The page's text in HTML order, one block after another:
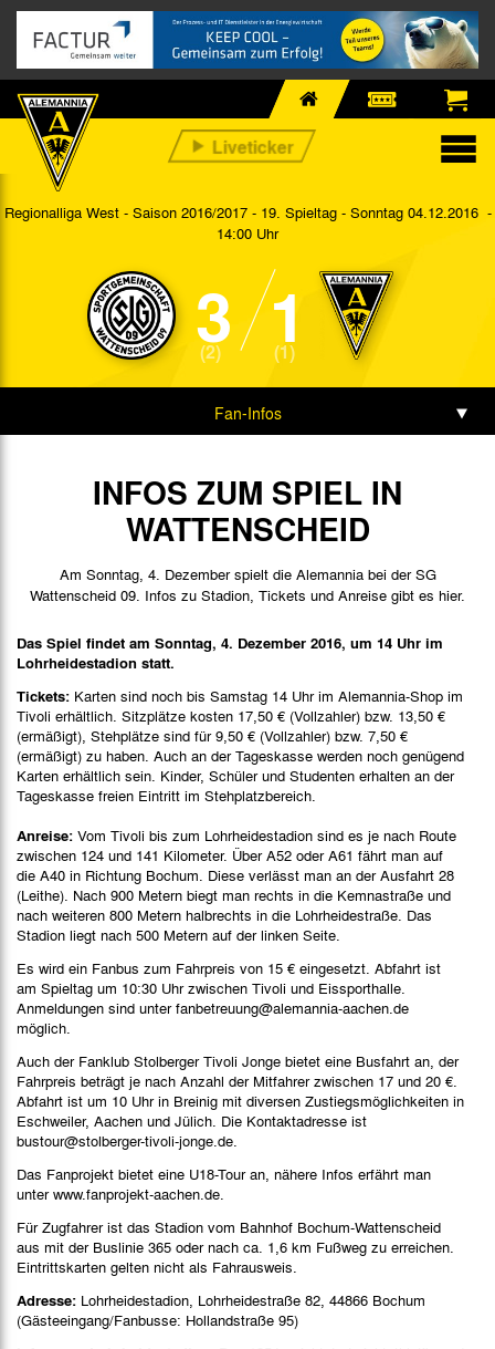
Regionalliga West - Saison 2016/2017 - 19. Spieltag - Sonntag 04.12.2016 -
14:00 Uhr
3
(2) 1
(1)
Fan-Infos
Spieldaten
Spielbericht
Bilder
INFOS ZUM SPIEL IN
WATTENSCHEID
Am Sonntag, 4. Dezember spielt die Alemannia bei der SG
Wattenscheid 09. Infos zu Stadion, Tickets und Anreise gibt es hier.
Das Spiel findet am Sonntag, 4. Dezember 2016, um 14 Uhr im
Lohrheidestadion statt.
Tickets: Karten sind noch bis Samstag 14 Uhr im Alemannia-Shop im
Tivoli erhältlich. Sitzplätze kosten 17,50 € (Vollzahler) bzw. 13,50 €
(ermäßigt), Stehplätze sind für 9,50 € (Vollzahler) bzw. 7,50 €
(ermäßigt) zu haben. Auch an der Tageskasse werden noch genügend
Karten erhältlich sein. Kinder, Schüler und Studenten erhalten an der
Tageskasse freien Eintritt im Stehplatzbereich.
Anreise: Vom Tivoli bis zum Lohrheidestadion sind es je nach Route
zwischen 124 und 141 Kilometer. Über A52 oder A61 fährt man auf
die A40 in Richtung Bochum. Diese verlässt man an der Ausfahrt 28
(Leithe). Nach 900 Metern biegt man rechts in die Kemnastraße und
nach weiteren 800 Metern halbrechts in die Lohrheidestraße. Das
Stadion liegt nach 500 Metern auf der linken Seite.
Es wird ein Fanbus zum Fahrpreis von 15 € eingesetzt. Abfahrt ist
am Spieltag um 10:30 Uhr zwischen Tivoli und Eissporthalle.
Anmeldungen sind unter fanbetreuung@alemannia-aachen.de
möglich.
Auch der Fanklub Stolberger Tivoli Jonge bietet eine Busfahrt an, der
Fahrpreis beträgt je nach Anzahl der Mitfahrer zwischen 17 und 20 €.
Abfahrt ist um 10 Uhr in Breinig mit diversen Zustiegsmöglichkeiten in
Eschweiler, Aachen und Jülich. Die Kontaktadresse ist
bustour@stolberger-tivoli-jonge.de.
Das Fanprojekt bietet eine U18-Tour an, nähere Infos erfährt man
unter www.fanprojekt-aachen.de.
Für Zugfahrer ist das Stadion vom Bahnhof Bochum-Wattenscheid
aus mit der Buslinie 365 oder nach ca. 1,6 km Fußweg zu erreichen.
Eintrittskarten gelten nicht als Fahrausweis.
Adresse: Lohrheidestadion, Lohrheidestraße 82, 44866 Bochum
(Gästeeingang/Fanbusse: Hollandstraße 95)